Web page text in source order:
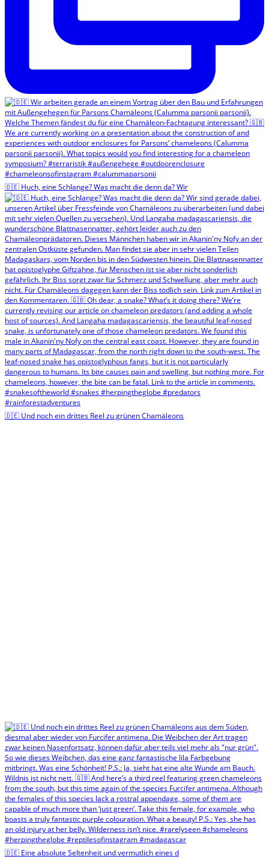
🇩🇪 Huch, eine Schlange? Was macht die denn da? Wir
🇩🇪 Und noch ein drittes Reel zu grünen Chamäleons
🇩🇪 Eine absolute Seltenheit und vermutlich eines d